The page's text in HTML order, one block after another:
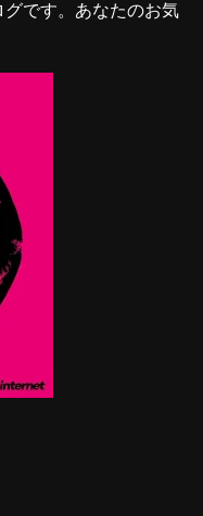
です。あなたのお気